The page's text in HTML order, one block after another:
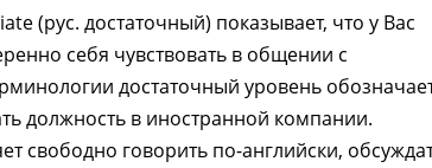
(рус. достаточный) показывает, что у Вас
себя чувствовать в общении с
достаточный уровень
должность в иностранной компании.
свободно говорить по-английски,